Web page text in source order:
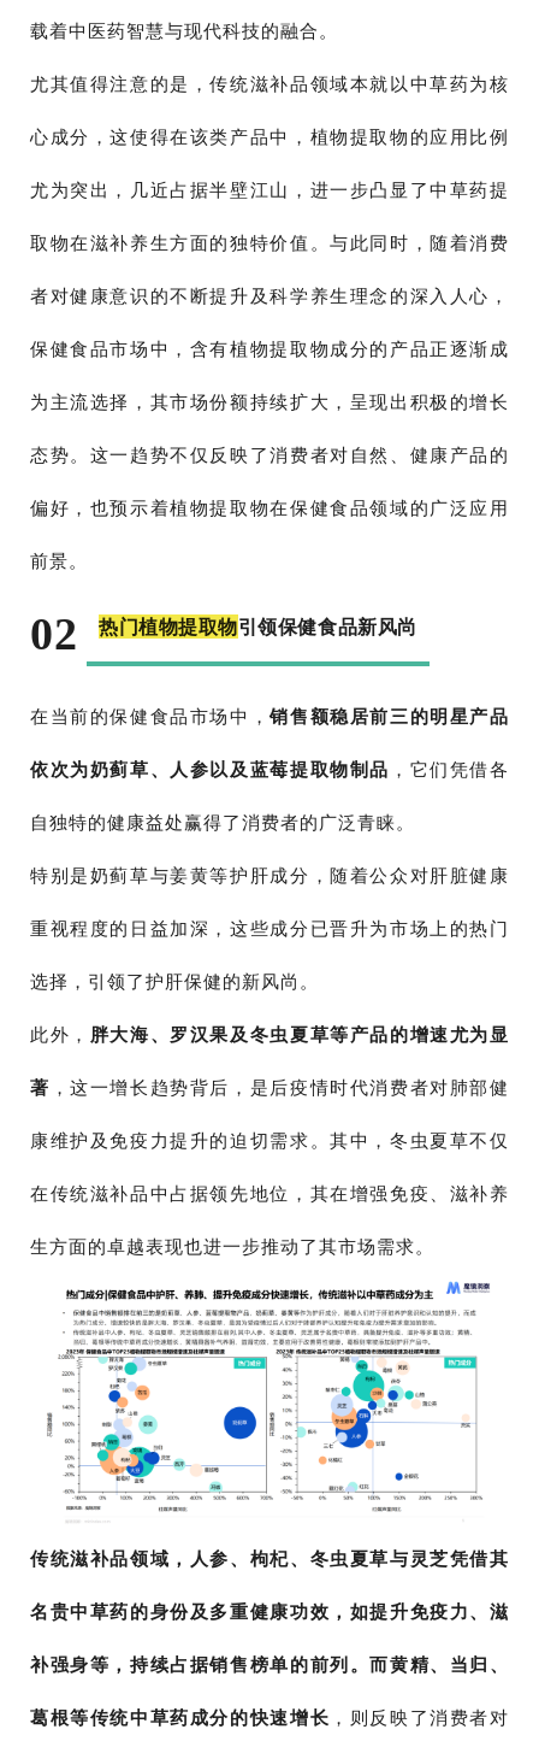
载着中医药智慧与现代科技的融合。
尤其值得注意的是，传统滋补品领域本就以中草药为核
心成分，这使得在该类产品中，植物提取物的应用比例
尤为突出，几近占据半壁江山，进一步凸显了中草药提
取物在滋补养生方面的独特价值。与此同时，随着消费
者对健康意识的不断提升及科学养生理念的深入人心，
保健食品市场中，含有植物提取物成分的产品正逐渐成
为主流选择，其市场份额持续扩大，呈现出积极的增长
态势。这一趋势不仅反映了消费者对自然、健康产品的
偏好，也预示着植物提取物在保健食品领域的广泛应用
前景。
02 热门植物提取物引领保健食品新风尚
在当前的保健食品市场中，销售额稳居前三的明星产品
依次为奶蓟草、人参以及蓝莓提取物制品 ，它们凭借各
自独特的健康益处赢得了消费者的广泛青睐。
特别是奶蓟草与姜黄等护肝成分，随着公众对肝脏健康
重视程度的日益加深，这些成分已晋升为市场上的热门
选择，引领了护肝保健的新风尚。
此外， 胖大海、罗汉果及冬虫夏草等产品的增速尤为显
著 ，这一增长趋势背后，是后疫情时代消费者对肺部健
康维护及免疫力提升的迫切需求。其中，冬虫夏草不仅
在传统滋补品中占据领先地位，其在增强免疫、滋补养
生方面的卓越表现也进一步推动了其市场需求。
传统滋补品领域，人参、枸杞、冬虫夏草与灵芝凭借其
名贵中草药的身份及多重健康功效，如提升免疫力、滋
补强身等，持续占据销售榜单的前列。而黄精、当归、
葛根等传统中草药成分的快速增长 ，则反映了消费者对